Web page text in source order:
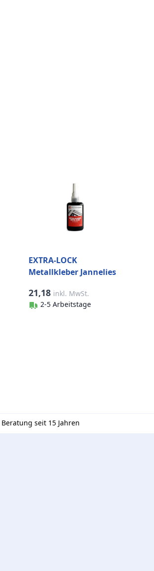
EXTRA-LOCK
Metallkleber Jannelies
21,18 inkl. MwSt.
2-5 Arbeitstage
Beratung seit 15 Jahren